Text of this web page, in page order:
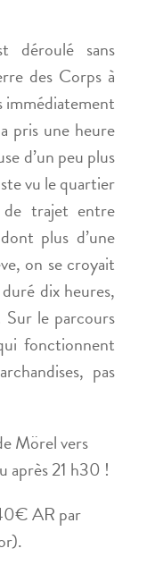
déroulé sans
des Corps à
immédiatement
pris une heure
d’un peu plus
vu le quartier
trajet entre
plus d’une
on se croyait
dix heures,
le parcours
fonctionnent
pas
Mörel vers
après 21 h30 !
AR par